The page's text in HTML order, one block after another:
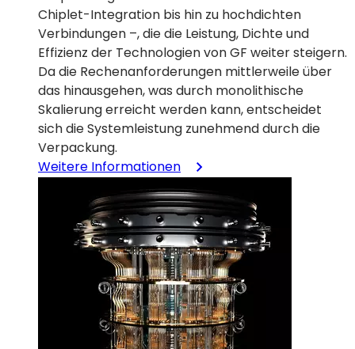
Chiplet-Integration bis hin zu hochdichten
Verbindungen –, die die Leistung, Dichte und
Effizienz der Technologien von GF weiter steigern.
Da die Rechenanforderungen mittlerweile über
das hinausgehen, was durch monolithische
Skalierung erreicht werden kann, entscheidet
sich die Systemleistung zunehmend durch die
Verpackung.
Weitere Informationen:
Fortschrittliche
Verpackungstechniken